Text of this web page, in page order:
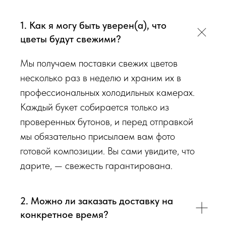
администратор для уточнения деталей заказа.
Перед тем как отправить букет на доставку мы
обязательно пришлем Вам на согласование фото и
флорист собрал для Вас.
Доставка цветов в Симферополе . Качественно. Быстро.
1. Как я могу быть уверен(а), что
цветы будут свежими?
Мы получаем поставки свежих цветов
несколько раз в неделю и храним их в
профессиональных холодильных камерах.
Каждый букет собирается только из
проверенных бутонов, и перед отправкой
мы обязательно присылаем вам фото
готовой композиции. Вы сами увидите, что
дарите, — свежесть гарантирована.
2. Можно ли заказать доставку на
конкретное время?